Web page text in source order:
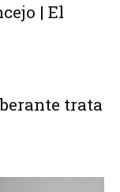
| El
trata